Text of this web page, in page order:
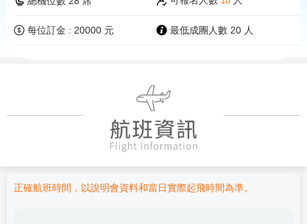
每位訂金 : 20000 元 最低成團人數 20 人
正確航班時間，以說明會資料和當日實際起飛時間為準。